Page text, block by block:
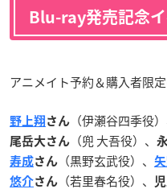
Blu-ray発売記念
アニメイト予約＆購入者限
野上翔 さん （伊瀬谷四季役）
尾岳大さん
（兜 大吾役）、
寿成さん （黒野玄武役）、
悠介さん （若里春名役）、